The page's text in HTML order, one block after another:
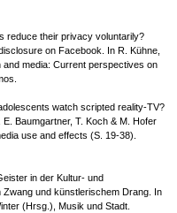
reduce their privacy voluntarily?
on Facebook. In R. Kühne,
and media: Current perspectives on
watch scripted reality-TV?
Baumgartner, T. Koch & M. Hofer
use and effects (S. 19-38).
in der Kultur- und
und künstlerischem Drang. In
(Hrsg.), Musik und Stadt.